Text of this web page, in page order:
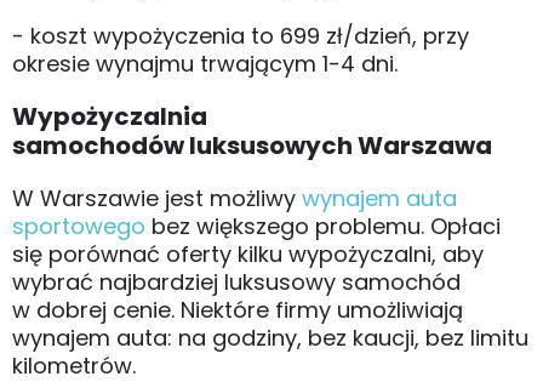
- koszt wypożyczenia to 699 zł/dzień, przy
okresie wynajmu trwającym 1-4 dni.
Wypożyczalnia
samochodów luksusowych Warszawa
W Warszawie jest możliwy wynajem auta
sportowego bez większego problemu. Opłaci
się porównać oferty kilku wypożyczalni, aby
wybrać najbardziej luksusowy samochód
w dobrej cenie. Niektóre firmy umożliwiają
wynajem auta: na godziny, bez kaucji, bez limitu
kilometrów.